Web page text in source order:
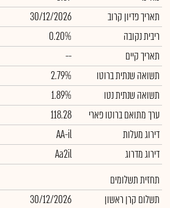
תאריך פדיון קרוב
30/12/2026
ריבית נקובה
0.20%
תאריך קיים
--
תשואה שנתית ברוטו
2.79%
תשואה שנתית נטו
1.89%
ערך מתואם ברוטו פארי
118.28
דירוג מעלות
AA-il
דירוג מדרוג
Aa2il
תחזית תשלומים
תשלום קרן ראשון
30/12/2026